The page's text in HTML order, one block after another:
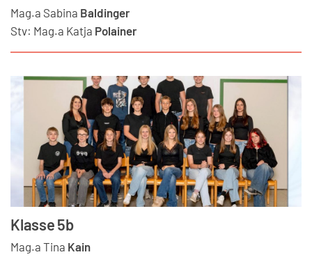
Mag.a Sabina Baldinger
Stv: Mag.a Katja Polainer
Klasse 5b
Mag.a Tina Kain